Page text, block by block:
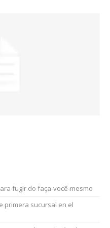
fugir do faça-você-mesmo
primera sucursal en el